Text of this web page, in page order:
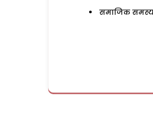
समाजिक